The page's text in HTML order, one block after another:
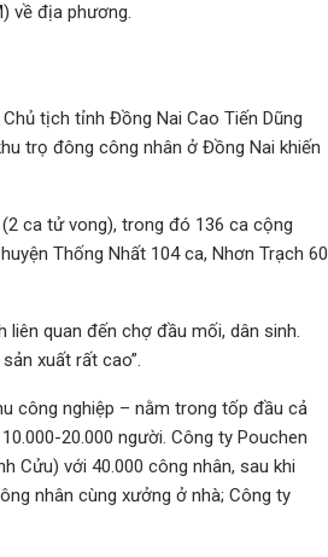
về địa phương.
tịch tỉnh Đồng Nai Cao Tiến Dũng
trọ đông công nhân ở Đồng Nai khiến
ca tử vong), trong đó 136 ca cộng
Thống Nhất 104 ca, Nhơn Trạch 60
quan đến chợ đầu mối, dân sinh.
xuất rất cao”.
công nghiệp – nằm trong tốp đầu cả
20.000 người. Công ty Pouchen
Cửu) với 40.000 công nhân, sau khi
nhân cùng xưởng ở nhà; Công ty